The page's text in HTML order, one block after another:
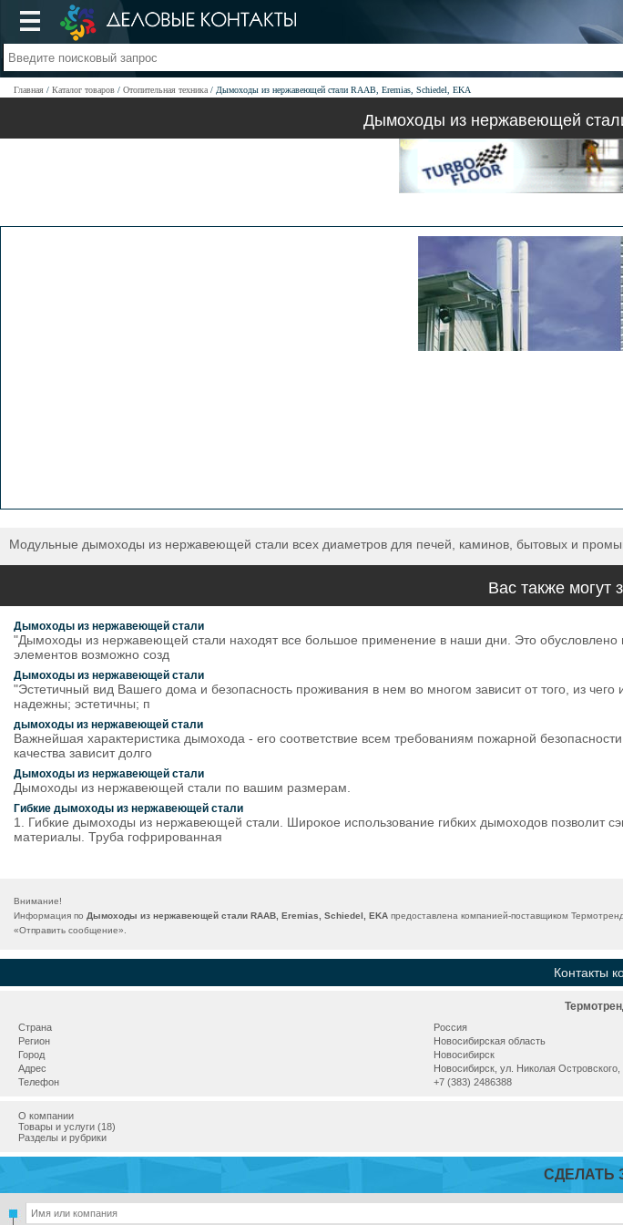
Главная Каталог товаров Отопительная техника Дымоходы из нержавеющей стали RAAB, Eremias, Schiedel, EKA
Дымоходы из нержавеющей
Модульные дымоходы из нержавеющей стали всех диаметров для печей, каминов, бытовых и
Вас также могут
Дымоходы из нержавеющей стали
"Дымоходы из нержавеющей стали находят все большое применение в наши дни. Это
элементов возможно созд
Дымоходы из нержавеющей стали
"Эстетичный вид Вашего дома и безопасность проживания в нем во многом зависит от того, из
надежны; эстетичны; п
дымоходы из нержавеющей стали
Важнейшая характеристика дымохода - его соответствие всем требованиям пожарной
качества зависит долго
Дымоходы из нержавеющей стали
Дымоходы из нержавеющей стали по вашим размерам.
Гибкие дымоходы из нержавеющей стали
1. Гибкие дымоходы из нержавеющей стали. Широкое использование гибких дымоходов позволит
материалы. Труба гофрированная
Внимание!
Информация по Дымоходы из нержавеющей стали RAAB, Eremias, Schiedel, EKA предоставлена компанией-поставщиком
«Отправить сообщение».
Контакты
Страна
Россия
Регион
Новосибирская область
Город
Новосибирск
Адрес
Новосибирск, ул. Николая
Телефон
+7 (383) 2486388
О компании
Товары и услуги (18)
Разделы и рубрики
СДЕЛАТЬ